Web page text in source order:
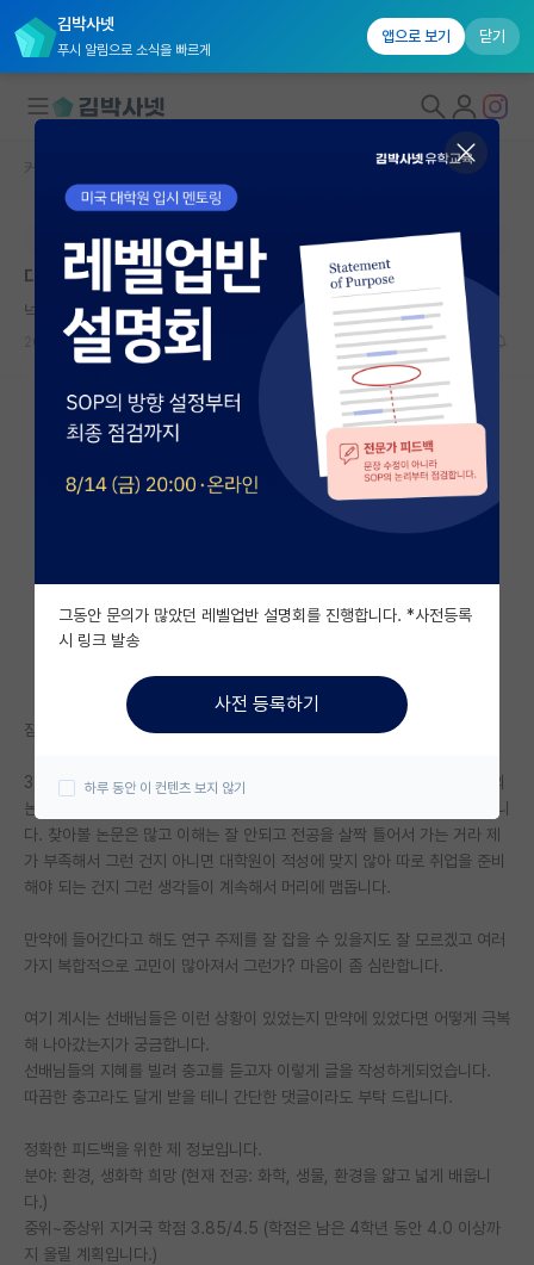
김박사넷
푸시 알림으로 소식을 빠르게
앱으로 보기 닫기
대학원생 모집
국내대학원 정보
연구실&오픈랩
커뮤니티
커뮤니티 홈
전체글보기
베스트 게시판
자유 게시판(아무개랩)
미국 유학 게시판
미국 대학원 합격 후기 게시판
대학원생 모집 게시판
연구실(PI) 홍보 게시판
석박사 채용 정보 게시판
학부 인턴 게시판
취업 게시판
임용 후기 게시판
PI 전용 게시판
인문사회 계열 게시판
반도체/AI 게시판
커뮤니티 홈
본문이 수정되지 않는 박제글입니다.
대학원과 취업 사이
넉살좋은 존 폰 노이만
2024.01.09 1 2260
잠을 자려고 해도 머릿속에 있는 고민 탓에 이렇게 글이라도 적어봅니다.
3학년 2학기가 끝나고 대학원을 생각하고 이곳저곳 찾아보면서 교수님들의
논문을 읽다 보니 대학원에 가는 것이 옳은 일 인지에 대해 많은 생각이 듭니
다. 찾아볼 논문은 많고 이해는 잘 안되고 전공을 살짝 틀어서 가는 거라 제
가 부족해서 그런 건지 아니면 대학원이 적성에 맞지 않아 따로 취업을 준비
해야 되는 건지 그런 생각들이 계속해서 머리에 맴돕니다.
만약에 들어간다고 해도 연구 주제를 잘 잡을 수 있을지도 잘 모르겠고 여러
가지 복합적으로 고민이 많아져서 그런가? 마음이 좀 심란합니다.
여기 계시는 선배님들은 이런 상황이 있었는지 만약에 있었다면 어떻게 극복
해 나아갔는지가 궁금합니다.
선배님들의 지혜를 빌려 충고를 듣고자 이렇게 글을 작성하게되었습니다.
따끔한 충고라도 달게 받을 테니 간단한 댓글이라도 부탁 드립니다.
정확한 피드백을 위한 제 정보입니다.
분야: 환경, 생화학 희망 (현재 전공: 화학, 생물, 환경을 얇고 넓게 배웁니
다.)
중위~중상위 지거국 학점 3.85/4.5 (학점은 남은 4학년 동안 4.0 이상까
지 올릴 계획입니다.)
그동안 문의가 많았던 레벨업반 설명회를 진행합니다. *사전등록
시 링크 발송
사전 등록하기
하루 동안 이 컨텐츠 보지 않기